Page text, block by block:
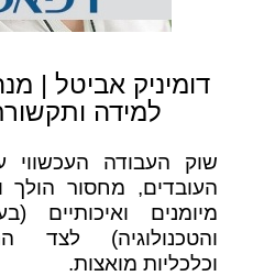
דומיניק אביטל |
למידה
שוק העבודה העכשווי
העובדים, מחסור
מיומנים ואיכותיים
והטכנולוגיה) לצד
וכלכליות מואצות.